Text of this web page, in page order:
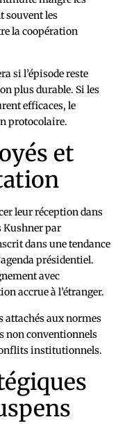
souvent les
la coopération
si l’épisode reste
plus durable. Si les
efficaces, le
protocolaire.
et
leur réception dans
Kushner par
dans une tendance
présidentiel.
avec
accrue à l’étranger.
attachés aux normes
non conventionnels
institutionnels.